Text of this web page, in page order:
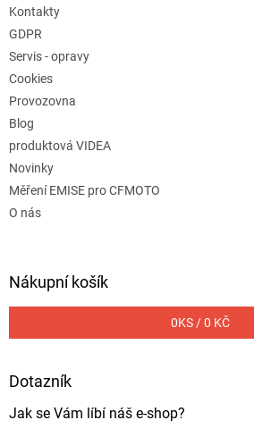
Kontakty
GDPR
Servis - opravy
Cookies
Provozovna
Blog
produktová VIDEA
Novinky
Měření EMISE pro CFMOTO
O nás
Nákupní košík
0KS /0 KČ
Dotazník
Jak se Vám líbí náš e-shop?